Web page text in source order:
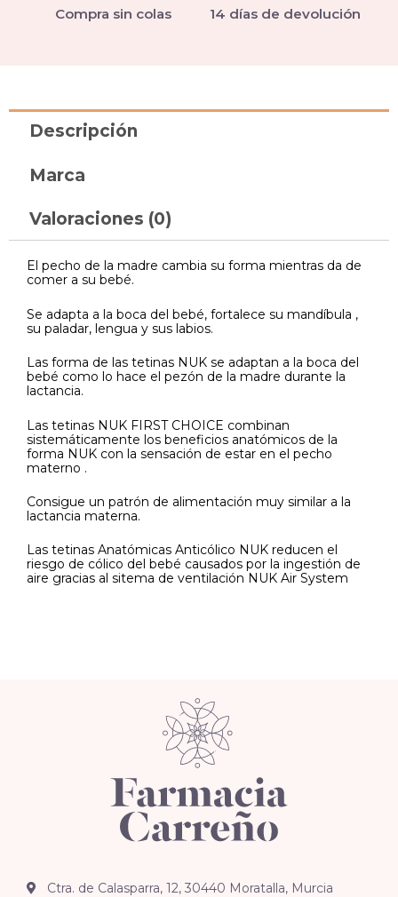
Compra sin colas 14 días de devolución
Descripción
Marca
Valoraciones (0)
El pecho de la madre cambia su forma mientras da de
comer a su bebé.
Se adapta a la boca del bebé, fortalece su mandíbula ,
su paladar, lengua y sus labios.
Las forma de las tetinas NUK se adaptan a la boca del
bebé como lo hace el pezón de la madre durante la
lactancia.
Las tetinas NUK FIRST CHOICE combinan
sistemáticamente los beneficios anatómicos de la
forma NUK con la sensación de estar en el pecho
materno .
Consigue un patrón de alimentación muy similar a la
lactancia materna.
Las tetinas Anatómicas Anticólico NUK reducen el
riesgo de cólico del bebé causados por la ingestión de
aire gracias al sitema de ventilación NUK Air System
Ctra. de Calasparra, 12, 30440 Moratalla, Murcia